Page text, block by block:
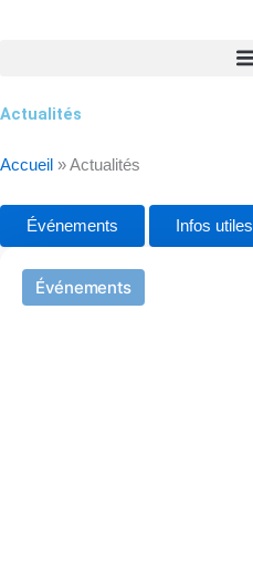
Actualités
Accueil »Actualités
Événements Infos utiles
Événements